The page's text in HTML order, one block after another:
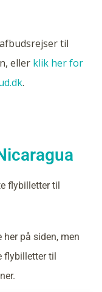
til
eller klik her for
.
flybilletter til
på siden, men
flybilletter til